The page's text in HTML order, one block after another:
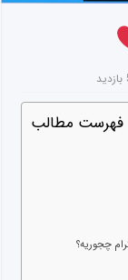
فهرست مطالب
چجوریه؟